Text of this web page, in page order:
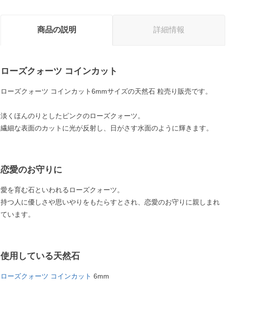
商品の説明 詳細情報
ローズクォーツ コインカット
ローズクォーツ コインカット6mmサイズの天然石 粒売り販売です。
淡くほんのりとしたピンクのローズクォーツ。
繊細な表面のカットに光が反射し、日がさす水面のように輝きます。
恋愛のお守りに
愛を育む石といわれるローズクォーツ。
持つ人に優しさや思いやりをもたらすとされ、恋愛のお守りに親しまれ
ています。
使用している天然石
ローズクォーツ コインカット 6mm